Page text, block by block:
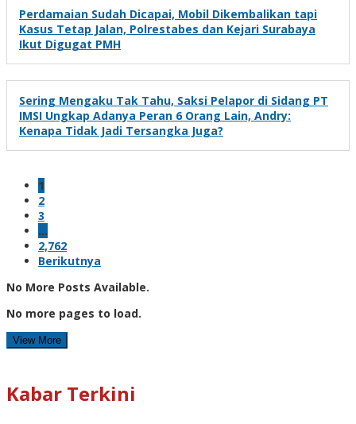
Perdamaian Sudah Dicapai, Mobil Dikembalikan tapi
Kasus Tetap Jalan, Polrestabes dan Kejari Surabaya
Ikut Digugat PMH
Sering Mengaku Tak Tahu, Saksi Pelapor di Sidang PT
IMSI Ungkap Adanya Peran 6 Orang Lain, Andry:
Kenapa Tidak Jadi Tersangka Juga?
1
2
3
…
2,762
Berikutnya
No More Posts Available.
No more pages to load.
View More
Kabar Terkini